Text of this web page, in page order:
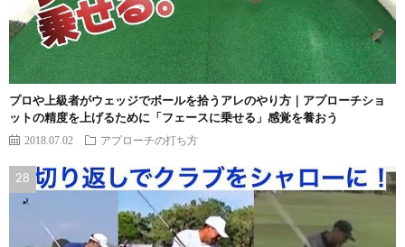
プロや上級者がウェッジでボールを拾うアレのやり方｜アプローチショ
ットの精度を上げるために「フェースに乗せる」感覚を養おう
2018.07.02 アプローチの打ち方